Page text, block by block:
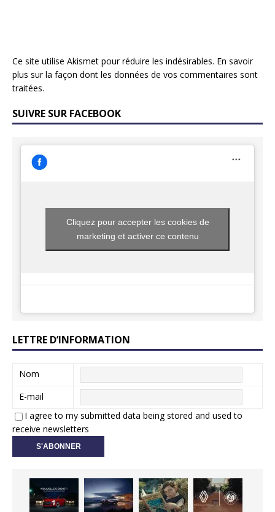
Ce site utilise Akismet pour réduire les indésirables. En savoir
plus sur la façon dont les données de vos commentaires sont
traitées.
SUIVRE SUR FACEBOOK
Cliquez pour accepter les cookies de
marketing et activer ce contenu
LETTRE D’INFORMATION
Nom
E-mail
I agree to my submitted data being stored and used to
receive newsletters